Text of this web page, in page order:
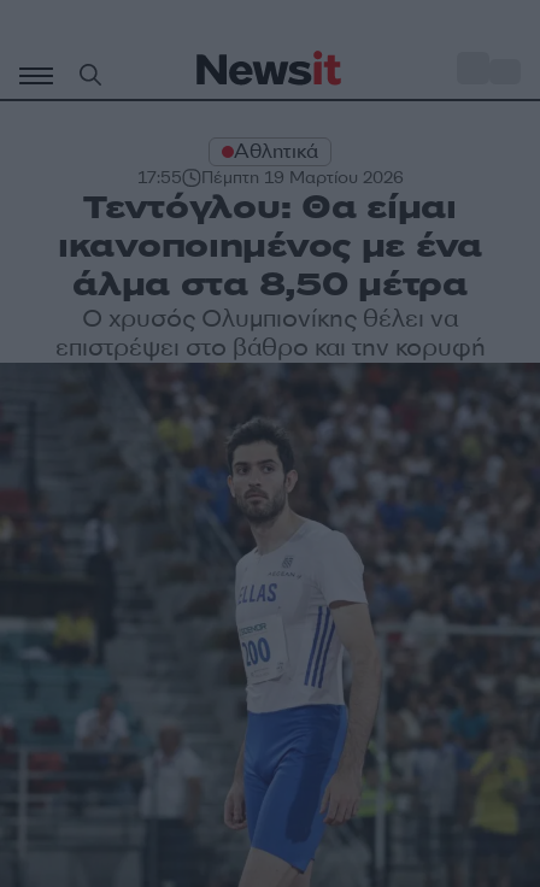
περιεχόμενο
Αθλητικά
17:55 Πέμπτη 19 Μαρτίου 2026
Τεντόγλου: Θα είμαι
ικανοποιημένος με ένα
άλμα στα 8,50 μέτρα
Ο χρυσός Ολυμπιονίκης θέλει να
επιστρέψει στο βάθρο και την κορυφή